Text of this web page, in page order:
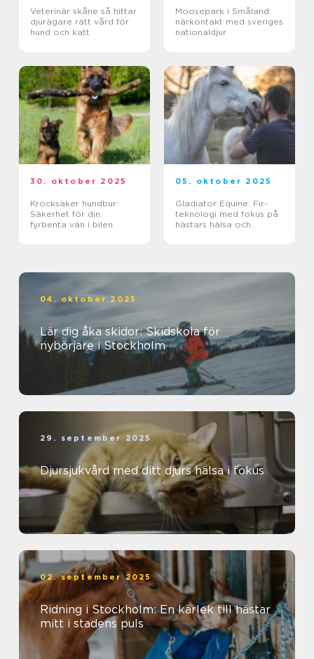
Veterinär skåne så hittar
djurägare rätt vård för
hund och katt
Moosepark i Småland:
närkontakt med sveriges
nationaldjur
30. oktober 2025
Krocksäker hundbur:
Säkerhet för din
fyrbenta vän i bilen
05. oktober 2025
Gladiator Equine: Fir-
teknologi med fokus på
hästars hälsa och
04. oktober 2025
Lär dig åka skidor: Skidskola för
nybörjare i Stockholm
29. september 2025
Djursjukvård med ditt djurs hälsa i fokus
02. september 2025
Ridning i Stockholm: En kärlek till hästar
mitt i stadens puls